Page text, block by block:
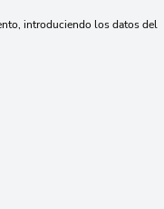
introduciendo los datos del